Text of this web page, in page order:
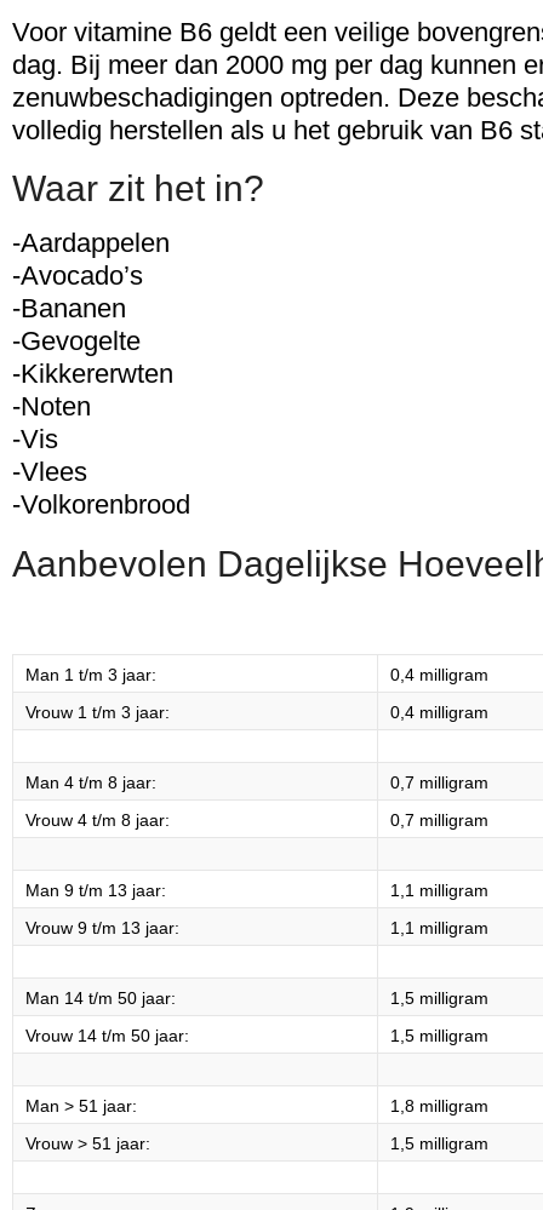
Voor vitamine B6 geldt een veilige
dag. Bij meer dan 2000 mg per dag kunnen
zenuwbeschadigingen optreden. Deze
volledig herstellen als u het gebruik van B6
Waar zit het in?
-Aardappelen
-Avocado’s
-Bananen
-Gevogelte
-Kikkererwten
-Noten
-Vis
-Vlees
-Volkorenbrood
Aanbevolen Dagelijkse
Man 1 t/m 3 jaar:
0,4 milligram
Vrouw 1 t/m 3 jaar:
0,4 milligram
Man 4 t/m 8 jaar:
0,7 milligram
Vrouw 4 t/m 8 jaar:
0,7 milligram
Man 9 t/m 13 jaar:
1,1 milligram
Vrouw 9 t/m 13 jaar:
1,1 milligram
Man 14 t/m 50 jaar:
1,5 milligram
Vrouw 14 t/m 50 jaar:
1,5 milligram
Man > 51 jaar:
1,8 milligram
Vrouw > 51 jaar:
1,5 milligram